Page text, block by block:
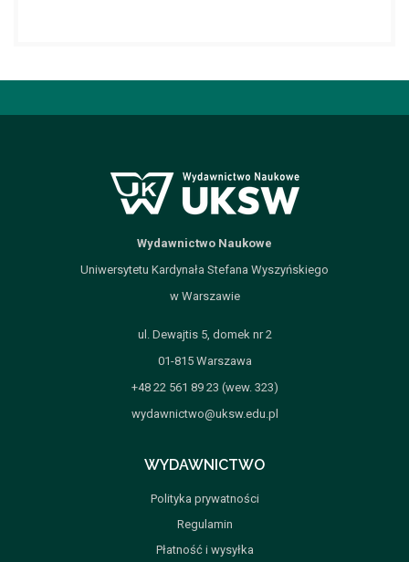
Wydawnictwo Naukowe
Uniwersytetu Kardynała Stefana Wyszyńskiego
w Warszawie
ul. Dewajtis 5, domek nr 2
01-815 Warszawa
+48 22 561 89 23 (wew. 323)
wydawnictwo@uksw.edu.pl
WYDAWNICTWO
Polityka prywatności
Regulamin
Płatność i wysyłka